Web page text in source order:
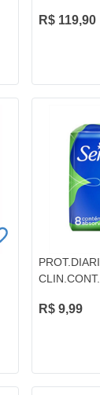
R$ 119,90
R$ 9,99